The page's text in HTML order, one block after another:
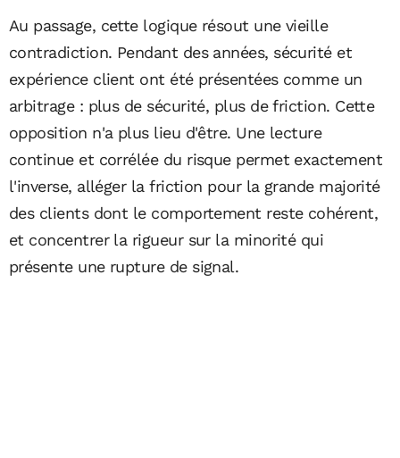
Au passage, cette logique résout une vieille
contradiction. Pendant des années, sécurité et
expérience client ont été présentées comme un
arbitrage : plus de sécurité, plus de friction. Cette
opposition n'a plus lieu d'être. Une lecture
continue et corrélée du risque permet exactement
l'inverse, alléger la friction pour la grande majorité
des clients dont le comportement reste cohérent,
et concentrer la rigueur sur la minorité qui
présente une rupture de signal.